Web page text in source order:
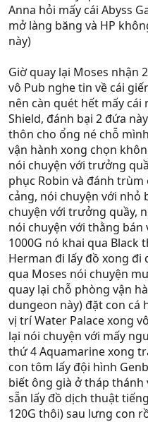
Anna hỏi mấy cái Abyss
mở làng băng và HP
này)
Giờ quay lại Moses nhận
vô Pub nghe tin về cái
nên càn quét hết mấy
Shield, đánh bại 2 đứa
thôn cho ổng né chỗ
vận hành xong chọn
nói chuyện với trưởng
phục Robin và đánh
cảng, nói chuyện với nhỏ
chuyện với trưởng quầy,
nói chuyện với thằng
1000G nó khai qua Black
Herman đi lấy đồ xong đi
qua Moses nói chuyện
quay lại chỗ phòng vận
dungeon này) đặt con cá
vị trí Water Palace xong
lại nói chuyện với mấy
thứ 4 Aquamarine xong
con tôm lấy đội hình
biết ông già ở tháp
sẵn lấy đồ dịch thuật
120G thôi) sau lưng con